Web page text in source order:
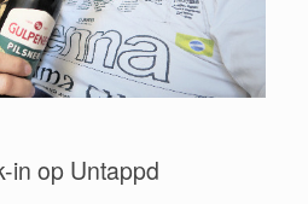
in op Untappd